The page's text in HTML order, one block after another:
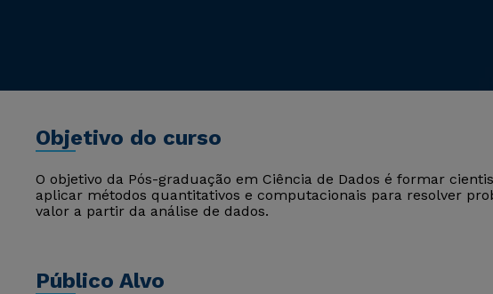
Objetivo do curso
O objetivo da Pós-graduação em Ciência de Dados é formar
aplicar métodos quantitativos e computacionais para resolver
valor a partir da análise de dados.
Público Alvo